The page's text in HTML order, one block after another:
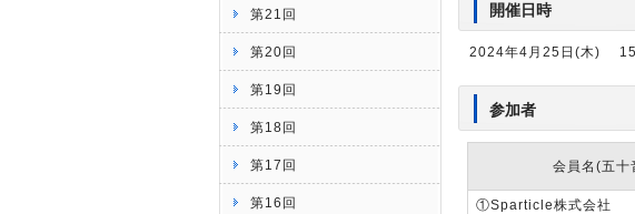
第21回
第20回
第19回
第18回
第17回
第16回
開催日時
2024年4月25日(木)
参加者
会員名(五十
①Sparticle株式会社